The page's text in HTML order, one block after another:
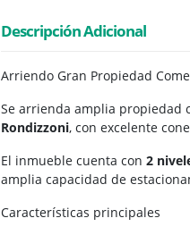
Descripción Adicional
Arriendo Gran Propiedad
Se arrienda amplia propiedad
Rondizzoni, con excelente
El inmueble cuenta con2
amplia capacidad de
Características principales